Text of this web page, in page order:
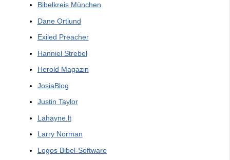
Bibelkreis München
Dane Ortlund
Exiled Preacher
Hanniel Strebel
Herold Magazin
JosiaBlog
Justin Taylor
Lahayne.lt
Larry Norman
Logos Bibel-Software